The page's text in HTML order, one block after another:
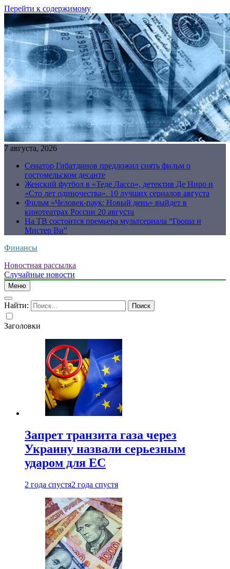
Перейти к содержимому
7 августа, 2026
Сенатор Гибатдинов предложил снять фильм о
гостомельском десанте
Женский футбол в «Теде Лассо», детектив Де Ниро и
«Сто лет одиночества». 10 лучших сериалов августа
Фильм «Человек-паук: Новый день» выйдет в
кинотеатрах России 20 августа
На ТВ состоится премьера мультсериала “Гроша и
Мистер Ви”
Финансы
Новостная рассылка
Случайные новости
Меню
Найти:
Заголовки
Запрет транзита газа через
Украину назвали серьезным
ударом для ЕС
2 года спустя2 года спустя